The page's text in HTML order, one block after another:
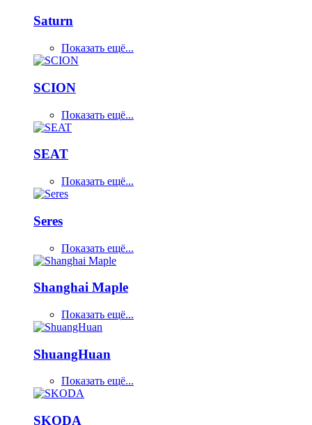
Saturn
Показать ещё...
SCION
Показать ещё...
SEAT
Показать ещё...
Seres
Показать ещё...
Shanghai Maple
Показать ещё...
ShuangHuan
Показать ещё...
SKODA